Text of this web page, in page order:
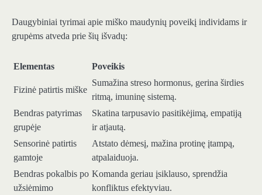
Daugybiniai tyrimai apie miško maudynių poveikį individams ir
grupėms atveda prie šių išvadų:
Elementas Poveikis
Fizinė patirtis miške
Sumažina streso hormonus, gerina širdies
ritmą, imuninę sistemą.
Bendras patyrimas
grupėje
Skatina tarpusavio pasitikėjimą, empatiją
ir atjautą.
Sensorinė patirtis
gamtoje
Atstato dėmesį, mažina protinę įtampą,
atpalaiduoja.
Bendras pokalbis po
užsiėmimo
Komanda geriau įsiklauso, sprendžia
konfliktus efektyviau.